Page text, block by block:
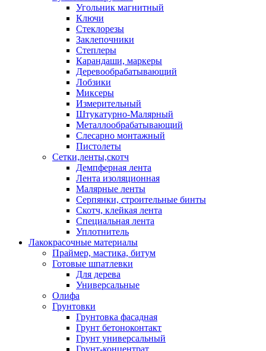
Угольник магнитный
Ключи
Стеклорезы
Заклепочники
Степлеры
Карандаши, маркеры
Деревообрабатывающий
Лобзики
Миксеры
Измерительный
Штукатурно-Малярный
Металлообрабатывающий
Слесарно монтажный
Пистолеты
Сетки,ленты,скотч
Демпферная лента
Лента изоляционная
Малярные ленты
Серпянки, строительные бинты
Скотч, клейкая лента
Специальная лента
Уплотнитель
Лакокрасочные материалы
Праймер, мастика, битум
Готовые шпатлевки
Для дерева
Универсальные
Олифа
Грунтовки
Грунтовка фасадная
Грунт бетоноконтакт
Грунт универсальный